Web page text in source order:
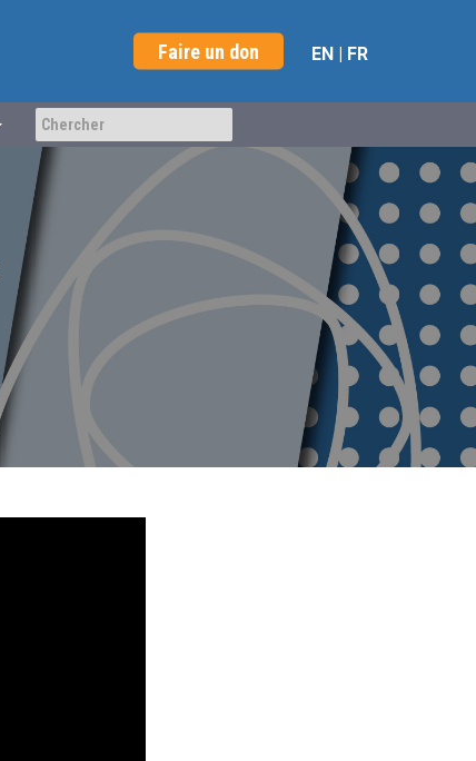
Faire un don EN | FR